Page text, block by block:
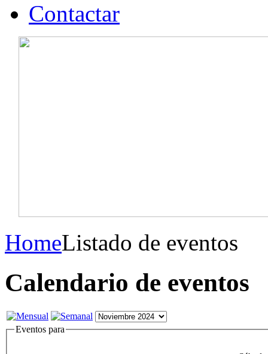
Contactar
HomeListado de eventos
Calendario de eventos
Eventos para